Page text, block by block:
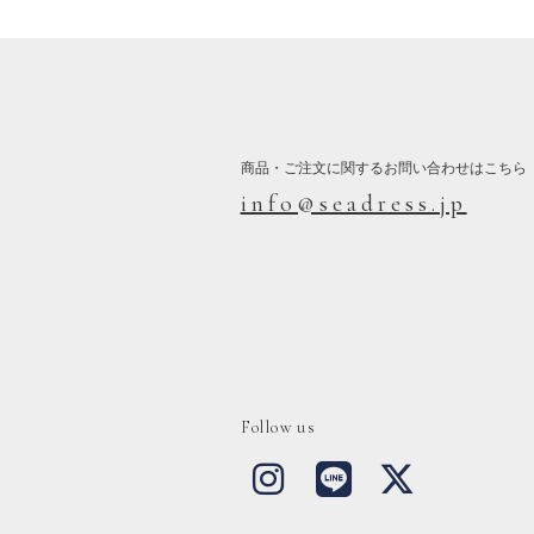
商品・ご注文に関するお問い合わせはこちら
info@seadress.jp
Follow us